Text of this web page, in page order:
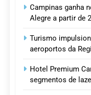
Campinas ganha
Alegre a partir de
Turismo
aeroportos da
Hotel Premium
segmentos de